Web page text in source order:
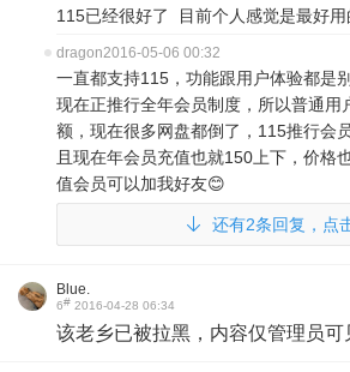
115已经很好了 目前个人感觉是最好用
dragon2016-05-06 00:32
一直都支持115，功能跟用户体验都是
现在正推行全年会员制度，所以普通用
额，现在很多网盘都倒了，115推行会
且现在年会员充值也就150上下，价格
值会员可以加我好友😊
还有2条回复，点
Blue.
6# 2016-04-28 06:34
该老乡已被拉黑，内容仅管理员可